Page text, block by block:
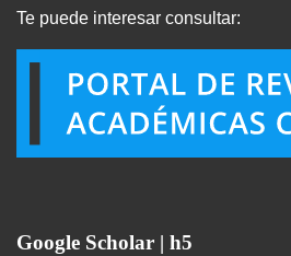
Te puede interesar consultar:
Google Scholar | h5